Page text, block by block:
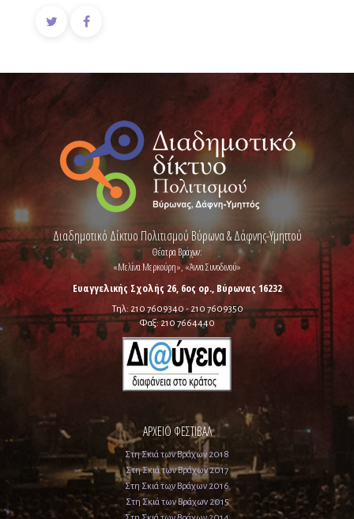
Διαδημοτικό Δίκτυο Πολιτισμού Βύρωνα & Δάφνης-Υμηττού
Θέατρα Βράχων:
«Μελίνα Μερκούρη», «Άννα Συνοδινού»
Ευαγγελικής Σχολής 26, 6ος ορ., Βύρωνας 16232
Τηλ: 210 7609340 - 210 7609350
Φαξ: 210 7664440
ΑΡΧΕΙΟ ΦΕΣΤΙΒΑΛ
Στη Σκιά των Βράχων 2018
Στη Σκιά των Βράχων 2017
Στη Σκιά των Βράχων 2016
Στη Σκιά των Βράχων 2015